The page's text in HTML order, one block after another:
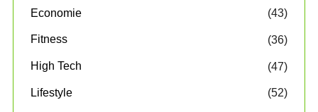
Economie (43)
Fitness (36)
High Tech (47)
Lifestyle (52)